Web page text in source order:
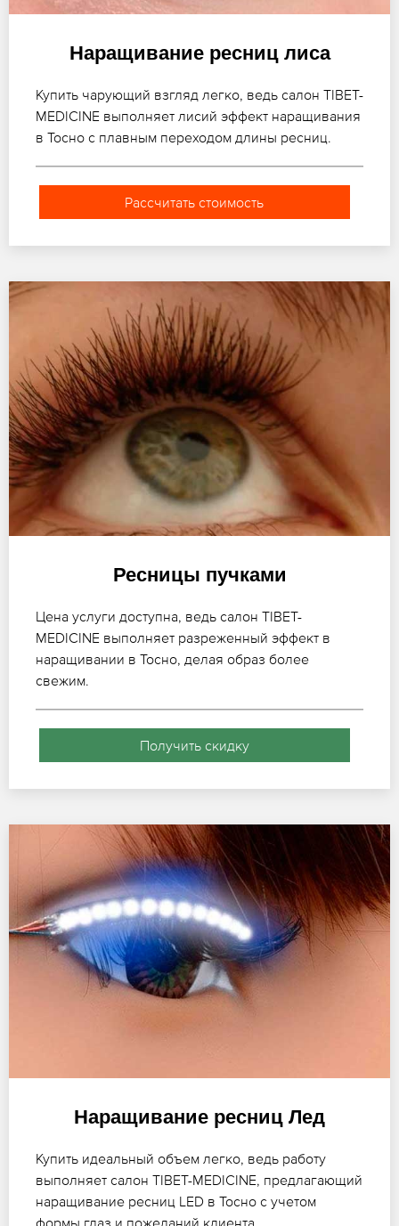
Наращивание ресниц лиса
Купить чарующий взгляд легко, ведь салон TIBET-
MEDICINE выполняет лисий эффект наращивания
в Тосно с плавным переходом длины ресниц.
Рассчитать стоимость
Ресницы пучками
Цена услуги доступна, ведь салон TIBET-
MEDICINE выполняет разреженный эффект в
наращивании в Тосно, делая образ более
свежим.
Получить скидку
Наращивание ресниц Лед
Купить идеальный объем легко, ведь работу
выполняет салон TIBET-MEDICINE, предлагающий
наращивание ресниц LED в Тосно с учетом
формы глаз и пожеланий клиента.